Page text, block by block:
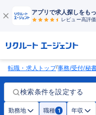
アプリで求人探しをも
レビュー高評価
転職・求人トップ/事務/受付/秘
検索条件を設定する
勤務地 職種 1 年収